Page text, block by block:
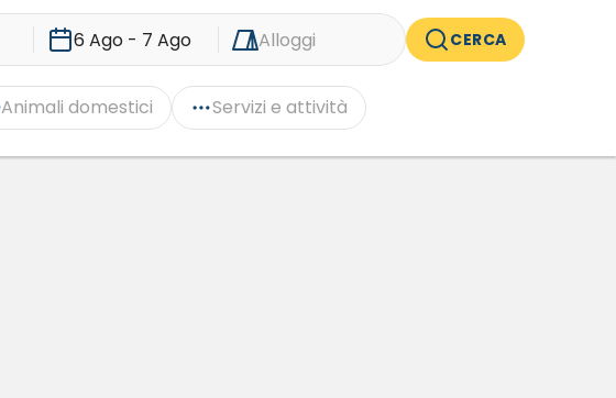
6 Ago - 7 Ago Alloggi CERCA
Animali domestici Servizi e attività